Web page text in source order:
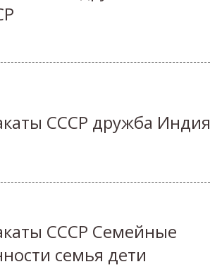
СССР дружба Индия
СССР Семейные
семья дети